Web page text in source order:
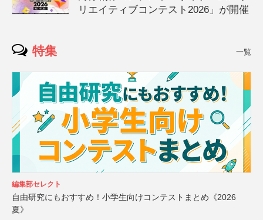
リエイティブコンテスト2026」が開催
特集 一覧
編集部セレクト
自由研究にもおすすめ！小学生向けコンテストまとめ《2026
夏》